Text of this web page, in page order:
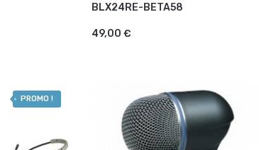
BLX24RE-BETA58
49,00 €
PROMO !